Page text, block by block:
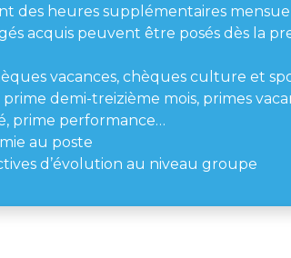
des heures supplémentaires
acquis peuvent être posés dès la
vacances, chèques culture et
prime demi-treizième mois, primes
prime performance…
au poste
d’évolution au niveau groupe